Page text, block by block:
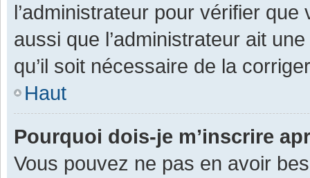
l’administrateur pour vérifier
aussi que l’administrateur ait
qu’il soit nécessaire de la
Haut
Pourquoi dois-je m’inscrire
Vous pouvez ne pas en avoir